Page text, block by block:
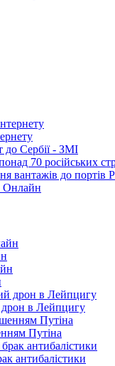
до Сербії - ЗМІ
70 російських
вантажів до портів
Онлайн
дрон в Лейпцигу
Путіна
антибалістики